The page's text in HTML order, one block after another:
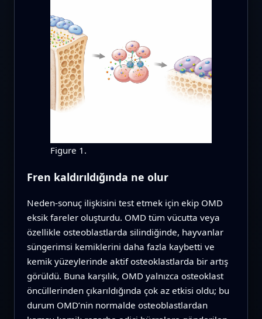
Figure 1.
Fren kaldırıldığında ne olur
Neden-sonuç ilişkisini test etmek için ekip OMD
eksik fareler oluşturdu. OMD tüm vücutta veya
özellikle osteoblastlarda silindiğinde, hayvanlar
süngerimsi kemiklerini daha fazla kaybetti ve
kemik yüzeylerinde aktif osteoklastlarda bir artış
görüldü. Buna karşılık, OMD yalnızca osteoklast
öncüllerinden çıkarıldığında çok az etkisi oldu; bu
durum OMD’nin normalde osteoblastlardan